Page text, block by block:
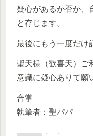
疑心があるか否か、
と存じます。
最後にもう一度だけ
聖天様（歓喜天）ご
意識に疑心ありて願
合掌
執筆者：聖パパ